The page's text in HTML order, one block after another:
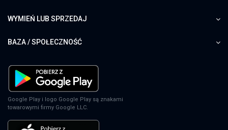
WYMIEŃ LUB SPRZEDAJ
BAZA / SPOŁECZNOŚĆ
Google Play i logo Google Play są znakami
towarowymi firmy Google LLC.